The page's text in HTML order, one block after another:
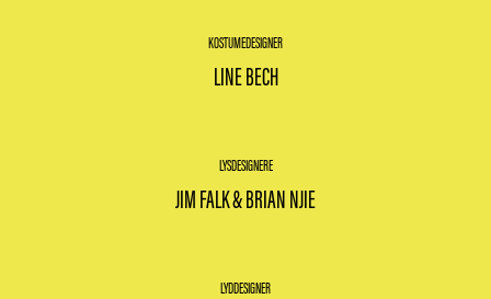
KOSTUMEDESIGNER
LINE BECH
LYSDESIGNERE
JIM FALK & BRIAN NJIE
LYDDESIGNER